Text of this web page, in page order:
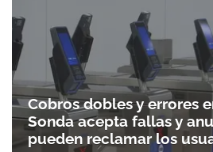
Gracias por suscribirte a
Cobros dobles y errores
Sonda acepta fallas y
pueden reclamar los